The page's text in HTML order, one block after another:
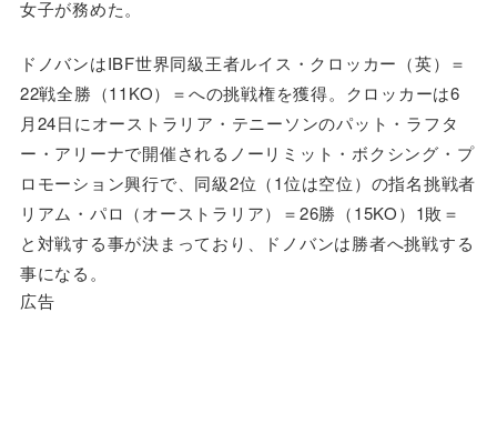
女子が務めた。
ドノバンはIBF世界同級王者ルイス・クロッカー（英）＝
22戦全勝（11KO）＝への挑戦権を獲得。クロッカーは6
月24日にオーストラリア・テニーソンのパット・ラフタ
ー・アリーナで開催されるノーリミット・ボクシング・プ
ロモーション興行で、同級2位（1位は空位）の指名挑戦者
リアム・パロ（オーストラリア）＝26勝（15KO）1敗＝
と対戦する事が決まっており、ドノバンは勝者へ挑戦する
事になる。
広告